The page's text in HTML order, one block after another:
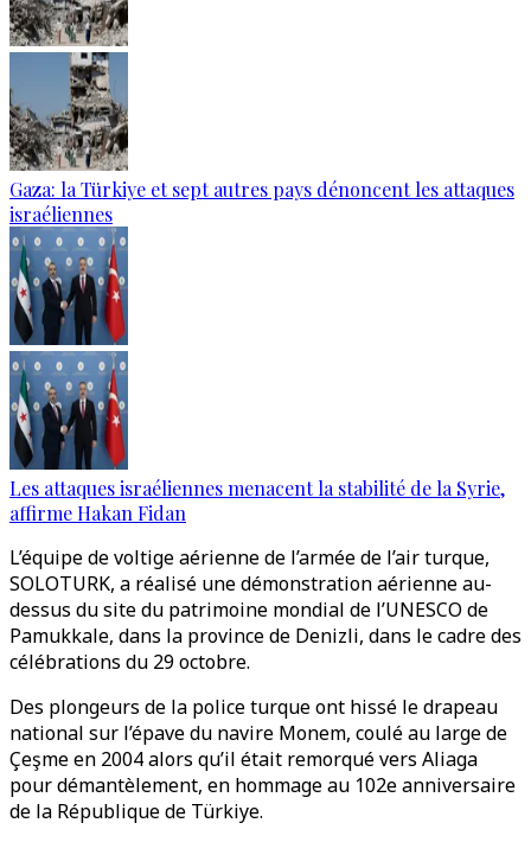
Gaza: la Türkiye et sept autres pays dénoncent les attaques
israéliennes
Les attaques israéliennes menacent la stabilité de la Syrie,
affirme Hakan Fidan
L’équipe de voltige aérienne de l’armée de l’air turque,
SOLOTURK, a réalisé une démonstration aérienne au-
dessus du site du patrimoine mondial de l’UNESCO de
Pamukkale, dans la province de Denizli, dans le cadre des
célébrations du 29 octobre.
Des plongeurs de la police turque ont hissé le drapeau
national sur l’épave du navire Monem, coulé au large de
Çeşme en 2004 alors qu’il était remorqué vers Aliaga
pour démantèlement, en hommage au 102e anniversaire
de la République de Türkiye.